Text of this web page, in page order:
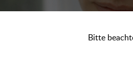
Bitte